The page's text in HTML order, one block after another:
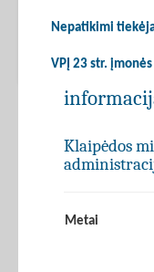
Nepatikimi
VPĮ 23 str. įmonės
Klaipėdos
Metai